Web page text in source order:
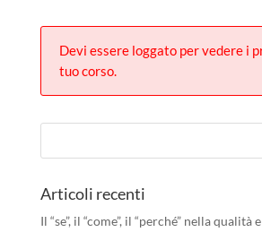
Devi essere loggato per vedere i
tuo corso.
Articoli recenti
Il “se”, il “come”, il “perché” nella